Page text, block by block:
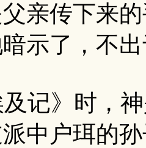
亲传下来
示了，不
记》时，神
中户珥的